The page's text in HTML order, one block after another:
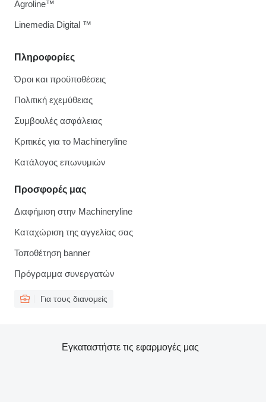
Πληροφορίες
Όροι και προϋποθέσεις
Πολιτική εχεμύθειας
Συμβουλές ασφάλειας
Κριτικές για το Machineryline
Κατάλογος επωνυμιών
Προσφορές μας
Διαφήμιση στην Machineryline
Καταχώριση της αγγελίας σας
Τοποθέτηση banner
Πρόγραμμα συνεργατών
Για τους διανομείς
Agroline™
Linemedia Digital ™
Εγκαταστήστε τις εφαρμογές μας